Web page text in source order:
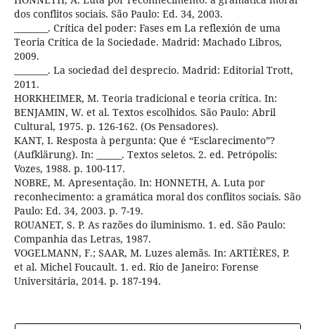
dos conflitos sociais. São Paulo: Ed. 34, 2003.
________. Crítica del poder: Fases em La reflexión de uma
Teoria Crítica de la Sociedade. Madrid: Machado Libros,
2009.
________. La sociedad del desprecio. Madrid: Editorial Trott,
2011.
HORKHEIMER, M. Teoria tradicional e teoria crítica. In:
BENJAMIN, W. et al. Textos escolhidos. São Paulo: Abril
Cultural, 1975. p. 126-162. (Os Pensadores).
KANT, I. Resposta à pergunta: Que é “Esclarecimento”?
(Aufklärung). In: ______. Textos seletos. 2. ed. Petrópolis:
Vozes, 1988. p. 100-117.
NOBRE, M. Apresentação. In: HONNETH, A. Luta por
reconhecimento: a gramática moral dos conflitos sociais. São
Paulo: Ed. 34, 2003. p. 7-19.
ROUANET, S. P. As razões do iluminismo. 1. ed. São Paulo:
Companhia das Letras, 1987.
VOGELMANN, F.; SAAR, M. Luzes alemãs. In: ARTIÈRES, P.
et al. Michel Foucault. 1. ed. Rio de Janeiro: Forense
Universitária, 2014. p. 187-194.